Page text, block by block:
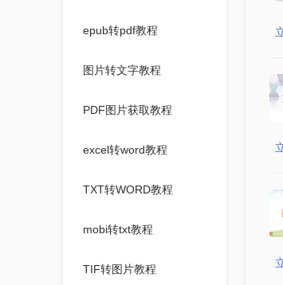
epub转pdf教程
图片转文字教程
PDF图片获取教程
excel转word教程
TXT转WORD教程
mobi转txt教程
TIF转图片教程